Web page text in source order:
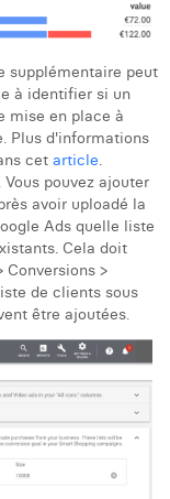
supplémentaire peut
à identifier si un
mise en place à
Plus d'informations
cet article.
. Vous pouvez ajouter
avoir uploadé la
Ads quelle liste
Cela doit
>
de clients sous
être ajoutées.